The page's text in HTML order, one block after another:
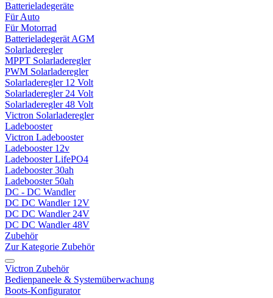
Batterieladegeräte
Für Auto
Für Motorrad
Batterieladegerät AGM
Solarladeregler
MPPT Solarladeregler
PWM Solarladeregler
Solarladeregler 12 Volt
Solarladeregler 24 Volt
Solarladeregler 48 Volt
Victron Solarladeregler
Ladebooster
Victron Ladebooster
Ladebooster 12v
Ladebooster LifePO4
Ladebooster 30ah
Ladebooster 50ah
DC - DC Wandler
DC DC Wandler 12V
DC DC Wandler 24V
DC DC Wandler 48V
Zubehör
Zur Kategorie Zubehör
Victron Zubehör
Bedienpaneele & Systemüberwachung
Boots-Konfigurator